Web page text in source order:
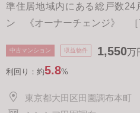
準住居地域内にある総戸数24
ン 《オーナーチェンジ》 ［7
中古マンション 収益物件 1,550万
利回り：約5.8%
東京都大田区田園調布本町